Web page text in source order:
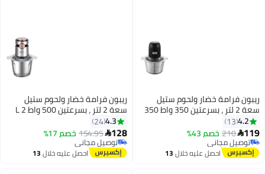
ريبون فرامة خضار ولحوم ستيل
سعة 2 لتر ، بسرعتين 350 واط 350
W RE-2-0099B أسود
4.2
13
119
210 خصم 43%
توصيل مجاني
توصيل مجانياحصل عليه خلال13
ريبون فرامة خضار ولحوم ستيل
سعة 2 لتر ، بسرعتين 500 واط 2 L
500 W RE-2-151 وردي
4.3
24
128
154.95خصم 17%
توصيل مجاني
توصيل مجانياحصل عليه خلال13